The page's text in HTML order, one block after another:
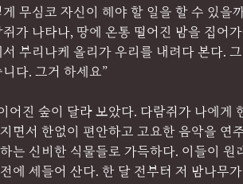
무심코 자신이 해야 할 일을 할 수 있을
가 나타나, 땅에 온통 떨어진 밤을 집어
부리나케 올리가 우리를 내려다 본다.
다. 그거 하세요”
어진 숲이 달라 보았다. 다람쥐가 나에게
면서 한없이 편안하고 고요한 음악을 연
는 신비한 식물들로 가득하다. 이들이 원
에 세들어 산다. 한 달 전부터 저 밤나무